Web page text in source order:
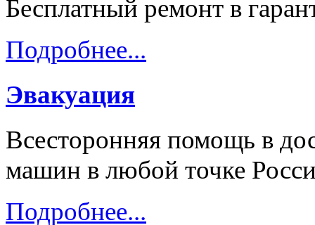
Бесплатный ремонт в
Подробнее...
Эвакуация
Всесторонняя помощь в
машин в любой точке
Подробнее...